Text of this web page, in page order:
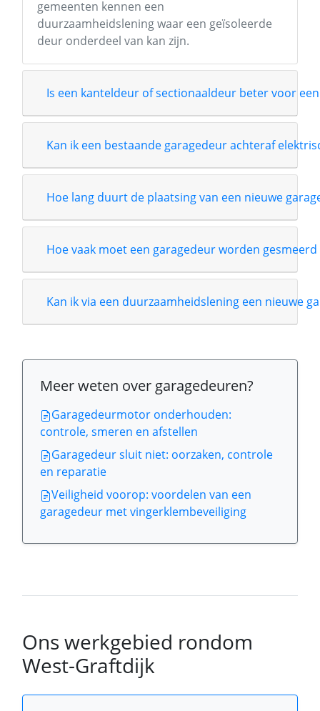
gemeenten kennen een
duurzaamheidslening waar een geïsoleerde
deur onderdeel van kan zijn.
Is een kanteldeur of sectionaaldeur beter voor
Kan ik een bestaande garagedeur achteraf
Hoe lang duurt de plaatsing van een nieuwe
Hoe vaak moet een garagedeur worden
Kan ik via een duurzaamheidslening een nieuwe
Meer weten over garagedeuren?
Garagedeurmotor onderhouden:
controle, smeren en afstellen
Garagedeur sluit niet: oorzaken, controle
en reparatie
Veiligheid voorop: voordelen van een
garagedeur met vingerklembeveiliging
Ons werkgebied rondom
West-Graftdijk